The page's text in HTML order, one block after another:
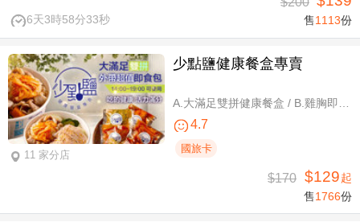
6天3時58分32秒 售1113份
11 家分店
少點鹽健康餐盒專賣
4.7
國旅卡
$170 $129起
售1766份